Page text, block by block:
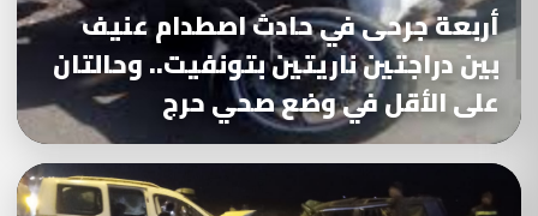
أربعة جرحى في حادث اصطدام عنيف
بين دراجتين ناريتين بتونفيت.. وحالتان
على الأقل في وضع صحي حرج